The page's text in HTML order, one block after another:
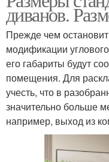
диванов.
Прежде чем
модификации
его габариты будут
помещения. Для
учесть, что в
значительно больше
например, выход из